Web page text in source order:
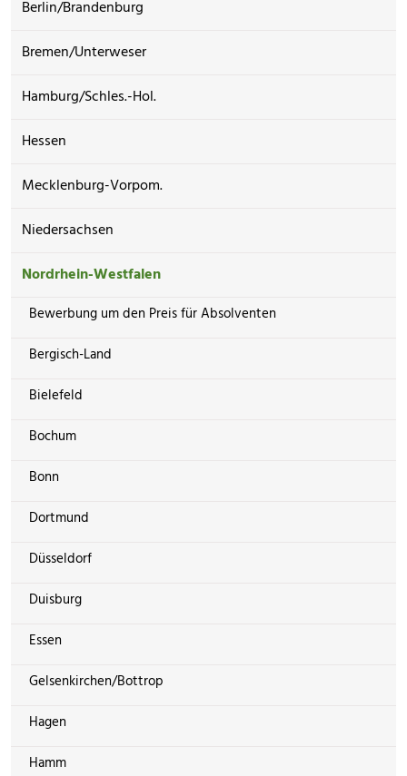
Berlin/Brandenburg
Bremen/Unterweser
Hamburg/Schles.-Hol.
Hessen
Mecklenburg-Vorpom.
Niedersachsen
Nordrhein-Westfalen
Bewerbung um den Preis für Absolventen
Bergisch-Land
Bielefeld
Bochum
Bonn
Dortmund
Düsseldorf
Duisburg
Essen
Gelsenkirchen/Bottrop
Hagen
Hamm